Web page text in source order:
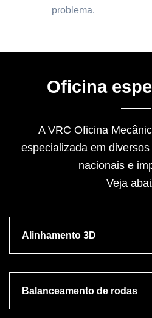
problema.
Oficina
A VRC Oficina
especializada em
nacionais e
Veja
Alinhamento 3D
Balanceamento de rodas